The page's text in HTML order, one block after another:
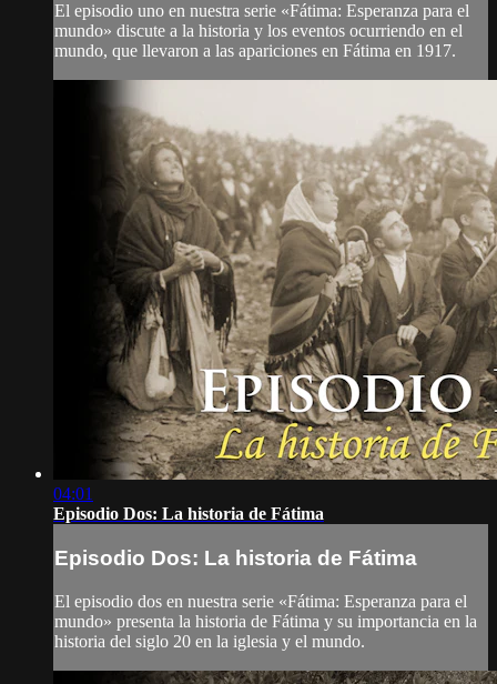
El episodio uno en nuestra serie «Fátima: Esperanza para el
mundo» discute a la historia y los eventos ocurriendo en el
mundo, que llevaron a las apariciones en Fátima en 1917.
04:01
Episodio Dos: La historia de Fátima
Episodio Dos: La historia de Fátima
El episodio dos en nuestra serie «Fátima: Esperanza para el
mundo» presenta la historia de Fátima y su importancia en la
historia del siglo 20 en la iglesia y el mundo.